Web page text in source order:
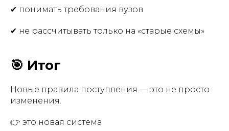
✔ понимать требования вузов
✔ не рассчитывать только на «старые схемы»
🎯 Итог
Новые правила поступления — это не просто
изменения.
👉 это новая система